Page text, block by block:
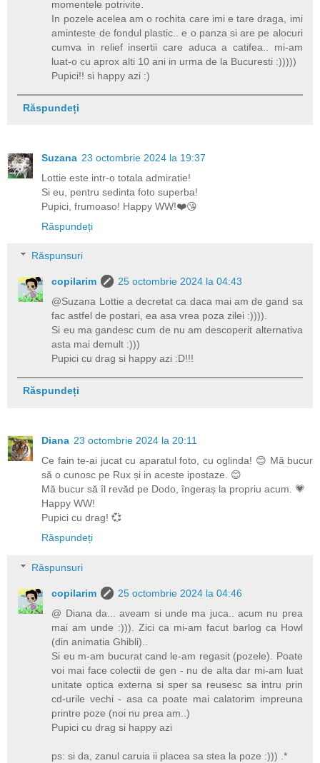
momentele potrivite.
In pozele acelea am o rochita care imi e tare draga, imi
aminteste de fondul plastic.. e o panza si are pe alocuri
cumva in relief insertii care aduca a catifea.. mi-am
luat-o cu aprox alti 10 ani in urma de la Bucuresti :)))))
Pupici!! si happy azi :)
Răspundeți
Suzana 23 octombrie 2024 la 19:37
Lottie este intr-o totala admiratie!
Si eu, pentru sedinta foto superba!
Pupici, frumoaso! Happy WW!❤️😘
Răspundeți
Răspunsuri
copilarim
25 octombrie 2024 la 04:43
@Suzana Lottie a decretat ca daca mai am de gand sa
fac astfel de postari, ea asa vrea poza zilei :)))).
Si eu ma gandesc cum de nu am descoperit alternativa
asta mai demult :)))
Pupici cu drag si happy azi :D!!!
Răspundeți
Diana 23 octombrie 2024 la 20:11
Ce fain te-ai jucat cu aparatul foto, cu oglinda! 😊 Mă bucur
să o cunosc pe Rux și in aceste ipostaze. 😊
Mă bucur să îl revăd pe Dodo, îngeraș la propriu acum. 💗
Happy WW!
Pupici cu drag! 💞
Răspundeți
Răspunsuri
copilarim
25 octombrie 2024 la 04:46
@ Diana da... aveam si unde ma juca.. acum nu prea
mai am unde :))). Zici ca mi-am facut barlog ca Howl
(din animatia Ghibli)..
Si eu m-am bucurat cand le-am regasit (pozele). Poate
voi mai face colectii de gen - nu de alta dar mi-am luat
unitate optica externa si sper sa reusesc sa intru prin
cd-urile vechi - asa ca poate mai calatorim impreuna
printre poze (noi nu prea am..)
Pupici cu drag si happy azi
ps: si da, zanul caruia ii placea sa stea la poze :))) .*